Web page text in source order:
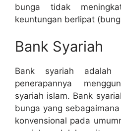
bunga tidak
keuntungan berlipat
Bank Syariah
Bank syariah
penerapannya
syariah islam. Bank
bunga yang
konvensional pada